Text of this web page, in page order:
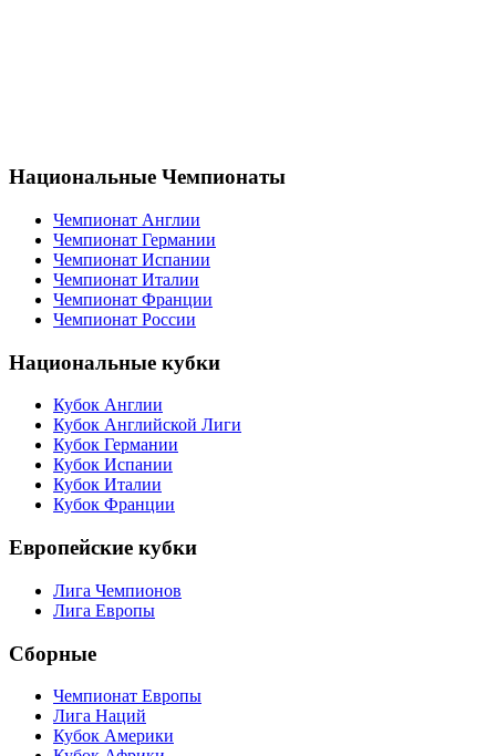
Национальные Чемпионаты
Чемпионат Англии
Чемпионат Германии
Чемпионат Испании
Чемпионат Италии
Чемпионат Франции
Чемпионат России
Национальные кубки
Кубок Англии
Кубок Английской Лиги
Кубок Германии
Кубок Испании
Кубок Италии
Кубок Франции
Европейские кубки
Лига Чемпионов
Лига Европы
Сборные
Чемпионат Европы
Лига Наций
Кубок Америки